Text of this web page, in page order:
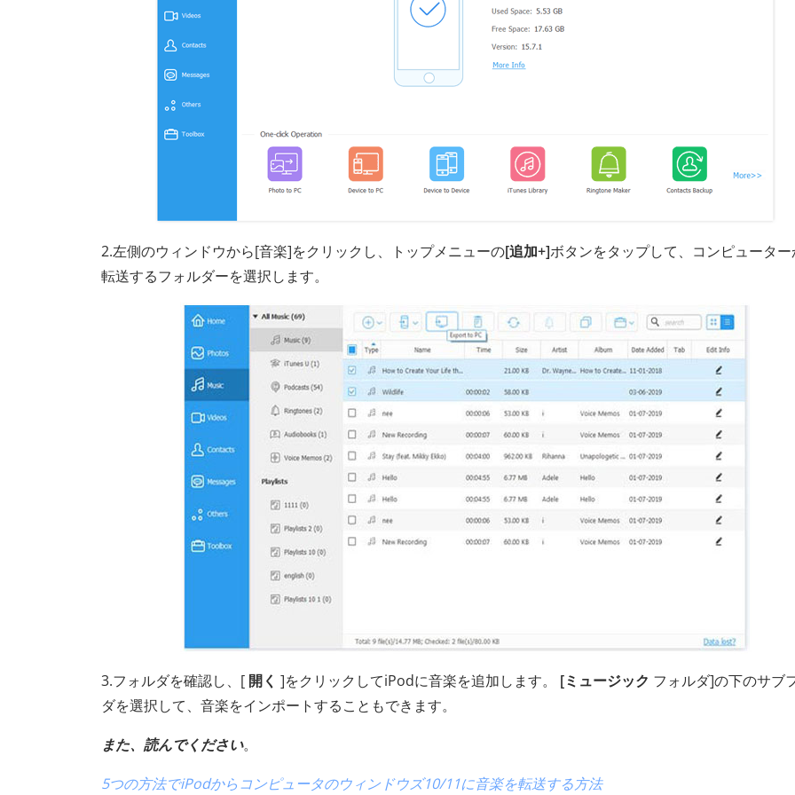
2.左側のウィンドウから[音楽]をクリックし、トップメニューの[追加+]ボタンをタップして、コンピュータ
転送するフォルダーを選択します。
3.フォルダを確認し、[ 開く ]をクリックしてiPodに音楽を追加します。 [ミュージック フォルダ]の下のサブ
ダを選択して、音楽をインポートすることもできます。
また、読んでください。
5つの方法でiPodからコンピュータのウィンドウズ10/11に音楽を転送する方法